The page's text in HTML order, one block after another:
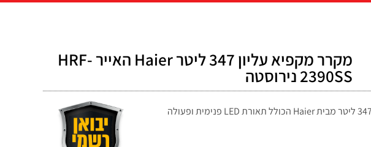
מקרר מקפיא עליון 347 ליטר Haier האייר HRF-
2390SS נירוסטה
מקרר מקפיא עליון 347 ליטר מבית Haier הכולל תאורת LED פנימית ופעולה